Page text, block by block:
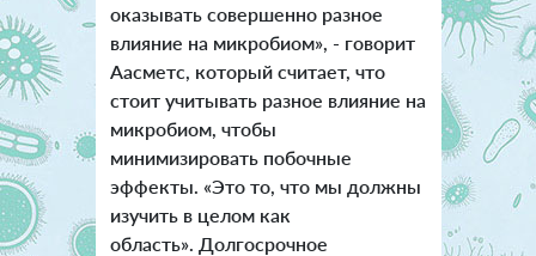
оказывать совершенно разное
влияние на микробиом», - говорит
Аасметс, который считает, что
стоит учитывать разное влияние на
микробиом, чтобы
минимизировать побочные
эффекты. «Это то, что мы должны
изучить в целом как
область». Долгосрочное